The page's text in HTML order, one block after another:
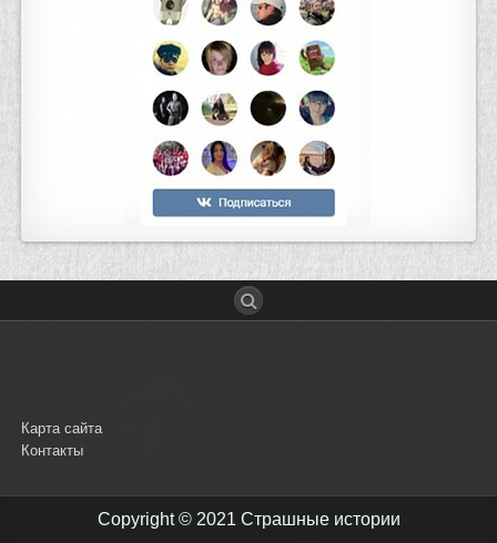
Карта сайта
Контакты
Copyright © 2021 Страшные истории